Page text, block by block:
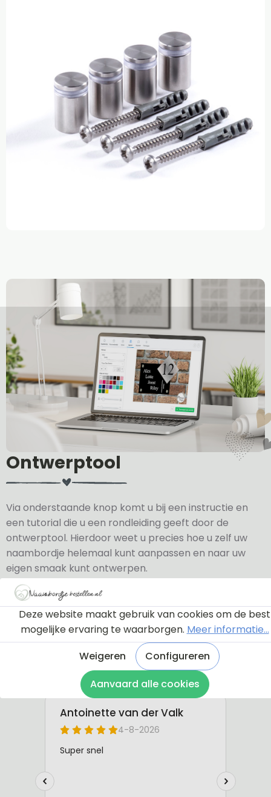
Ontwerptool
Via onderstaande knop komt u bij een instructie en
een tutorial die u een rondleiding geeft door de
ontwerptool. Hierdoor weet u precies hoe u zelf uw
naambordje helemaal kunt aanpassen en naar uw
eigen smaak kunt ontwerpen.
Bekijk de instructie
Deze website maakt gebruik van cookies om de best
mogelijke ervaring te waarborgen. Meer informatie...
Weigeren
Configureren
Aanvaard alle cookies